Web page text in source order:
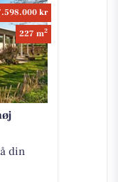
kr
227 m2
din